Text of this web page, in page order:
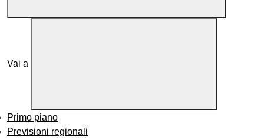
Vai a
Primo piano
Previsioni regionali